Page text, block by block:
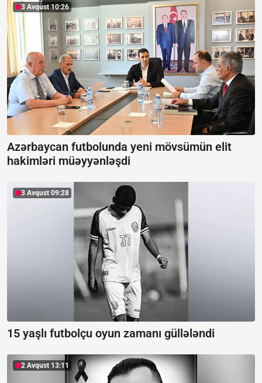
3 Avqust 10:26
Azərbaycan futbolunda yeni mövsümün elit
hakimləri müəyyənləşdi
3 Avqust 09:28
15 yaşlı futbolçu oyun zamanı güllələndi
2 Avqust 13:11